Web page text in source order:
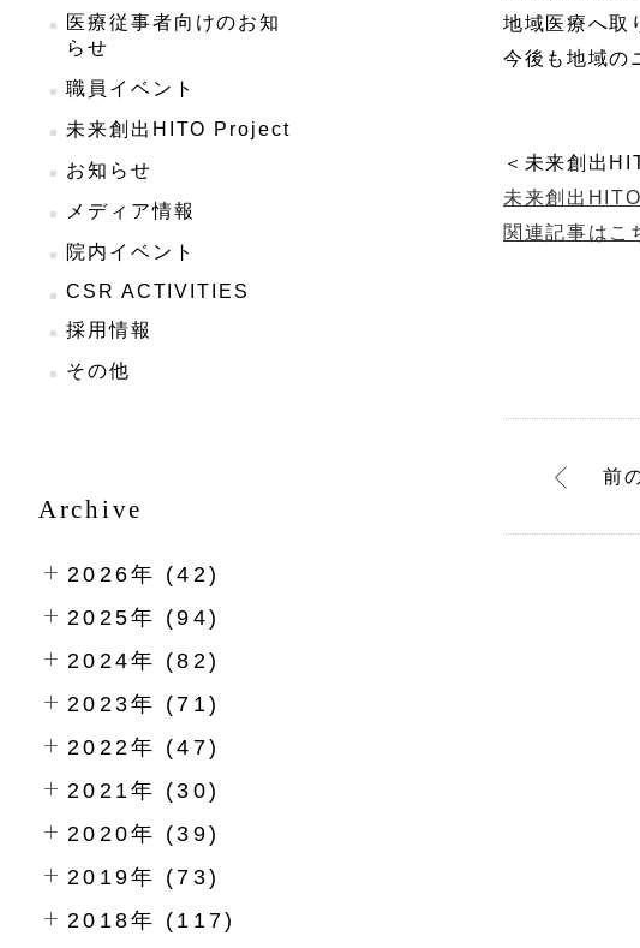
医療従事者向けのお知
らせ
職員イベント
未来創出HITO Project
お知らせ
メディア情報
院内イベント
CSR ACTIVITIES
採用情報
その他
Archive
2026年 (42)
2025年 (94)
2024年 (82)
2023年 (71)
2022年 (47)
2021年 (30)
2020年 (39)
2019年 (73)
2018年 (117)
地域医療へ取
今後も地域の
＜未来創出
未来創出
関連記事はこ
前